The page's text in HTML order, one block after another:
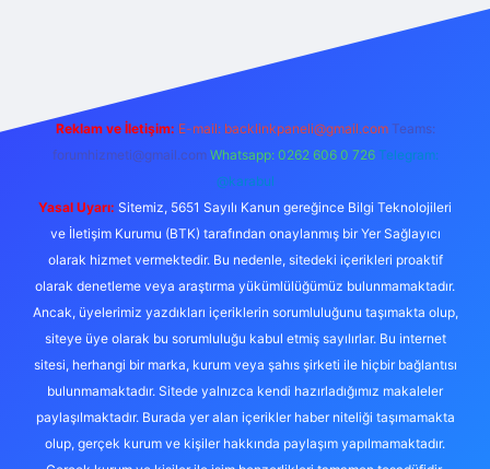
Reklam ve İletişim: E-mail: backlinkpaneli@gmail.com Teams:
forumhizmeti@gmail.com Whatsapp: 0262 606 0 726 Telegram:
@karabul
Yasal Uyarı: Sitemiz, 5651 Sayılı Kanun gereğince Bilgi Teknolojileri
ve İletişim Kurumu (BTK) tarafından onaylanmış bir Yer Sağlayıcı
olarak hizmet vermektedir. Bu nedenle, sitedeki içerikleri proaktif
olarak denetleme veya araştırma yükümlülüğümüz bulunmamaktadır.
Ancak, üyelerimiz yazdıkları içeriklerin sorumluluğunu taşımakta olup,
siteye üye olarak bu sorumluluğu kabul etmiş sayılırlar. Bu internet
sitesi, herhangi bir marka, kurum veya şahıs şirketi ile hiçbir bağlantısı
bulunmamaktadır. Sitede yalnızca kendi hazırladığımız makaleler
paylaşılmaktadır. Burada yer alan içerikler haber niteliği taşımamakta
olup, gerçek kurum ve kişiler hakkında paylaşım yapılmamaktadır.